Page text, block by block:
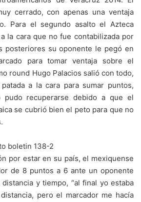
cerrado, con apenas una ventaja
Para el segundo asalto el Azteca
la cara que no fue contabilizada por
posteriores su oponente le pegó en
para tomar ventaja sobre el
round Hugo Palacios salió con todo,
a la cara para sumar puntos,
recuperarse debido a que el
se cubrió bien el peto para que no
por estar en su país, el mexiquense
de 8 puntos a 6 ante un oponente
y tiempo, “al final yo estaba
pero el marcador me hacía